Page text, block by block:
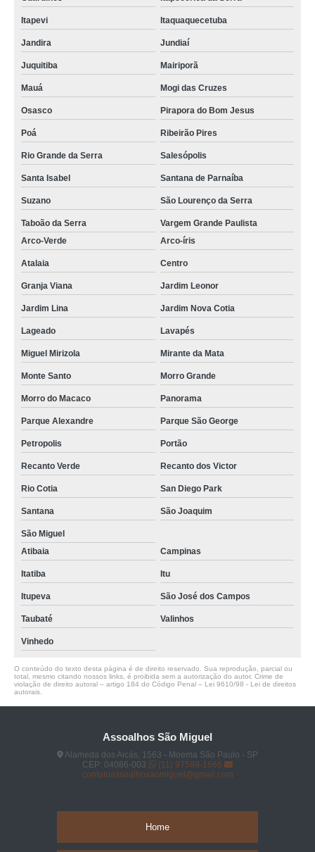
Itapevi Itaquaquecetuba
Jandira Jundiaí
Juquitiba Mairiporã
Mauá Mogi das Cruzes
Osasco Pirapora do Bom Jesus
Poá Ribeirão Pires
Rio Grande da Serra Salesópolis
Santa Isabel Santana de Parnaíba
Suzano São Lourenço da Serra
Taboão da Serra
Vargem Grande Paulista
Arco-Verde
Arco-íris
Atalaia Centro
Granja Viana Jardim Leonor
Jardim Lina Jardim Nova Cotia
Lageado Lavapés
Miguel Mirizola Mirante da Mata
Monte Santo Morro Grande
Morro do Macaco Panorama
Parque Alexandre Parque São George
Petropolis Portão
Recanto Verde Recanto dos Victor
Rio Cotia San Diego Park
Santana São Joaquim
São Miguel
Atibaia
Campinas
Itatiba Itu
Itupeva São José dos Campos
Taubaté Valinhos
Vinhedo
O conteúdo do texto desta página é de direito reservado. Sua reprodução, parcial ou
total, mesmo citando nossos links, é proibida sem a autorização do autor. Crime de
violação de direito autoral – artigo 184 do Código Penal – Lei 9610/98 - Lei de direitos
autorais
Assoalhos São Miguel
Alameda dos Aicás, 1563 - Moema São Paulo - SP
CEP: 04086-003
(11) 97589-1666
contatoassoalhosaomiguel@gmail.com
Home